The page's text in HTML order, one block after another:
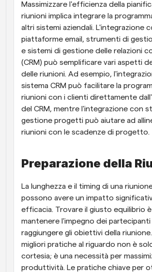
Massimizzare l'efficienza della
riunioni implica integrare la
altri sistemi aziendali. L'integrazione
piattaforme email, strumenti di
e sistemi di gestione delle relazioni
(CRM) può semplificare vari aspetti
delle riunioni. Ad esempio,
sistema CRM può facilitare la
riunioni con i clienti direttamente
del CRM, mentre l'integrazione con
gestione progetti può aiutare ad
riunioni con le scadenze di progetto.
Preparazione della
La lunghezza e il timing di una
possono avere un impatto
efficacia. Trovare il giusto equilibrio
mantenere l'impegno dei partecipanti
raggiungere gli obiettivi della
migliori pratiche al riguardo non è
cortesia; è una necessità per
produttività. Le pratiche chiave per